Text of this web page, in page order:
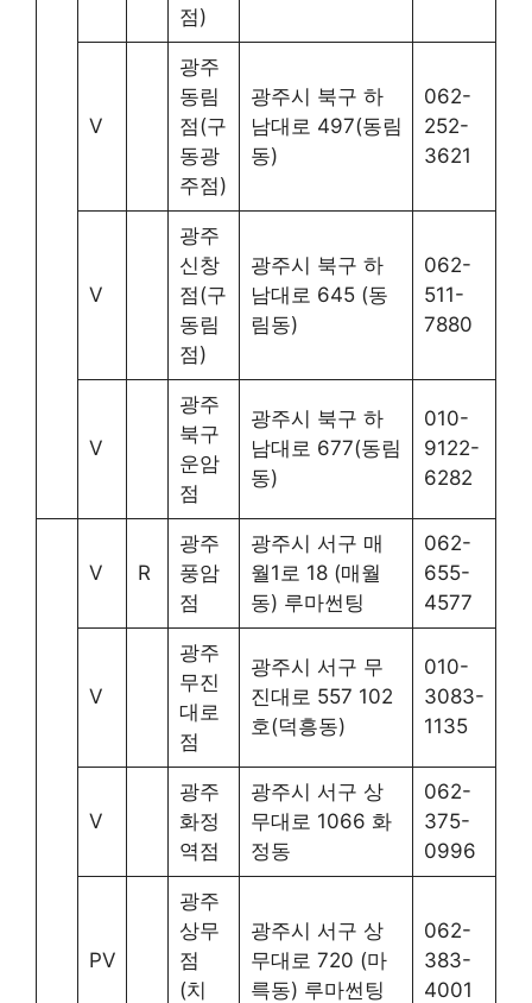
점)
V
광주
동림
점(구
동광
주점)
광주시 북구 하
남대로 497(동림
동)
062-
252-
3621
V
광주
신창
점(구
동림
점)
광주시 북구 하
남대로 645 (동
림동)
062-
511-
7880
V
광주
북구
운암
점
광주시 북구 하
남대로 677(동림
동)
010-
9122-
6282
V R
광주
풍암
점
광주시 서구 매
월1로 18 (매월
동) 루마썬팅
062-
655-
4577
V
광주
무진
대로
점
광주시 서구 무
진대로 557 102
호(덕흥동)
010-
3083-
1135
V
광주
화정
역점
광주시 서구 상
무대로 1066 화
정동
062-
375-
0996
PV
광주
상무
점
(치
광주시 서구 상
무대로 720 (마
륵동) 루마썬팅
062-
383-
4001